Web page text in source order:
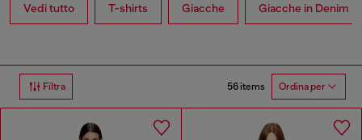
Vedi tutto T-shirts Giacche Giacche in Denim
Filtra 56 items Ordina per